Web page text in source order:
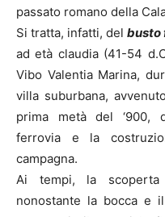
passato romano della
Si tratta, infatti, del busto
ad età claudia (41-54
Vibo Valentia Marina,
villa suburbana,
prima metà del ‘900,
ferrovia e la
campagna.
Ai tempi, la scoperta
nonostante la bocca e